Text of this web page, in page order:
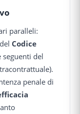
paralleli:
Codice
seguenti del
penale di